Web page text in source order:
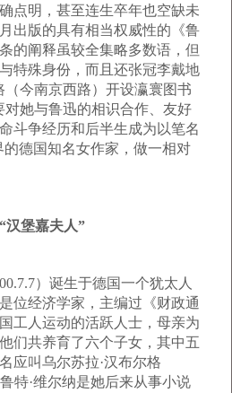
点明，甚至连生卒年也空缺未
出版的具有相当权威性的《鲁
的阐释虽较全集略多数语，但
特殊身份，而且还张冠李戴地
（今南京西路）开设瀛寰图书
对她与鲁迅的相识合作、友好
斗争经历和后半生成为以笔名
的德国知名女作家，做一相对
汉堡嘉夫人”
）诞生于德国一个犹太人
位经济学家，主编过《财政通
工人运动的活跃人士，母亲为
们共养育了六个子女，其中五
应叫乌尔苏拉·汉布尔格
鲁特·维尔纳是她后来从事小说